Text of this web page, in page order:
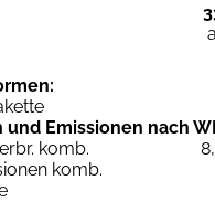
und Emissionen nach
komb.
komb.